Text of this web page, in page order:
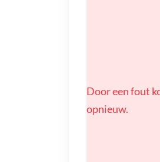
Door een fout
opnieuw.